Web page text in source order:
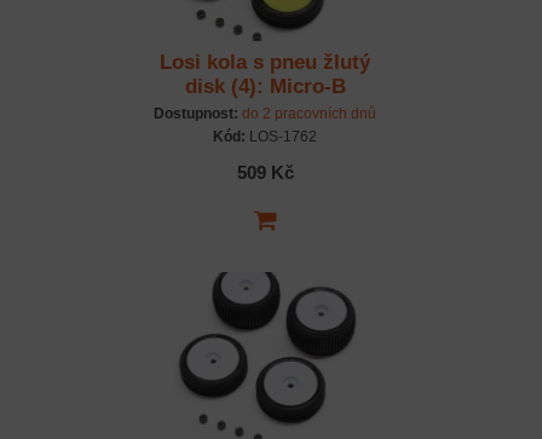
Losi kola s pneu žlutý
disk (4): Micro-B
Dostupnost: do 2 pracovních dnů
Kód: LOS-1762
509 Kč